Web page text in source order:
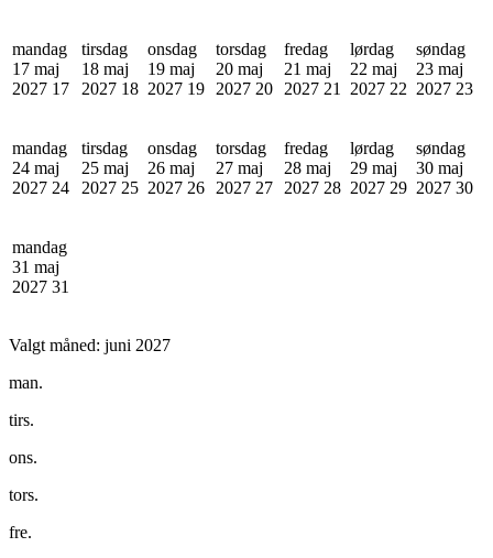
mandag
17 maj
2027 17
tirsdag
18 maj
2027 18
onsdag
19 maj
2027 19
torsdag
20 maj
2027 20
fredag
21 maj
2027 21
lørdag
22 maj
2027 22
søndag
23 maj
2027 23
mandag
24 maj
2027 24
tirsdag
25 maj
2027 25
onsdag
26 maj
2027 26
torsdag
27 maj
2027 27
fredag
28 maj
2027 28
lørdag
29 maj
2027 29
søndag
30 maj
2027 30
mandag
31 maj
2027 31
Valgt måned: juni 2027
man.
tirs.
ons.
tors.
fre.